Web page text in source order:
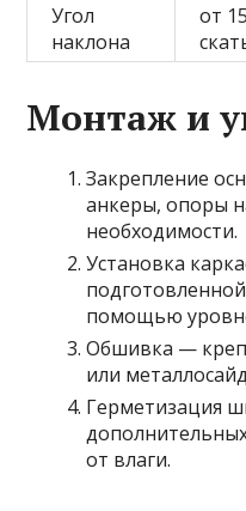
Угол
наклона
от
Монтаж и
Закрепление
анкеры, опоры
необходимости.
Установка
помощью
Обшивка —
или
Герметизация
от влаги.